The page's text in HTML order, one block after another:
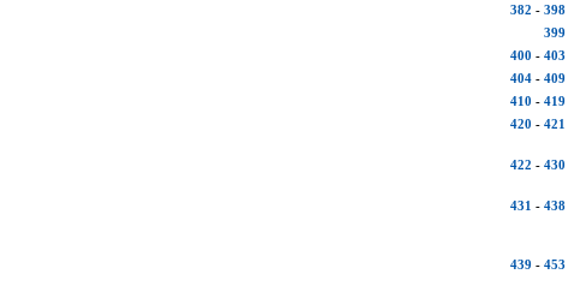
382 - 398
399
400 - 403
404 - 409
410 - 419
420 - 421
422 - 430
431 - 438
439 - 453